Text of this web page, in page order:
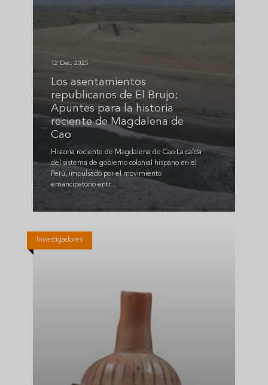
12 Dec, 2025
Los asentamientos
republicanos de El Brujo:
Apuntes para la historia
reciente de Magdalena de
Cao
Historia reciente de Magdalena de Cao La caída
del sistema de gobierno colonial hispano en el
Perú, impulsado por el movimiento
emancipatorio entr...
Investigadores